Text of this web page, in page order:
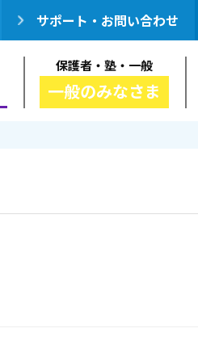
サポート・お問い合わせ
保護者・塾・一般
一般のみなさま